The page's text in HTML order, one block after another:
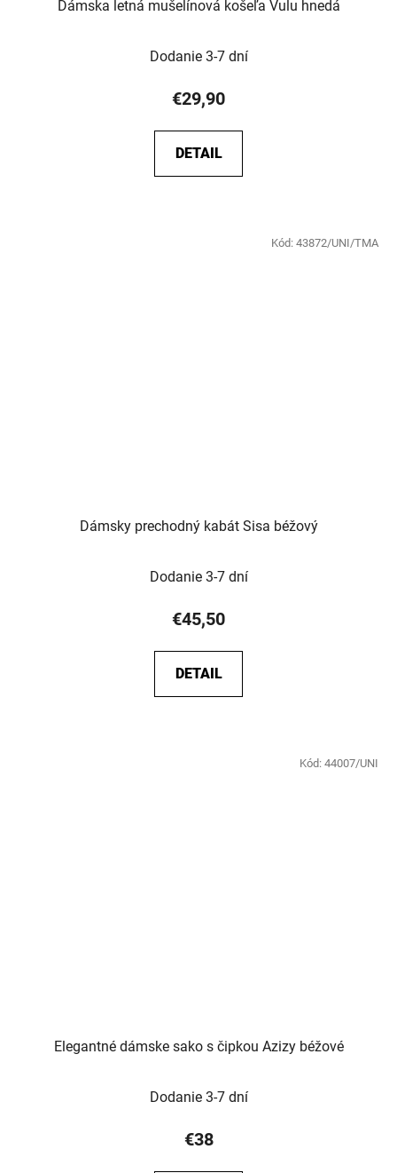
Dámska letná mušelínová košeľa Vulu hnedá
Dodanie 3-7 dní
€29,90
DETAIL
Dámsky prechodný kabát Sisa béžový
Dodanie 3-7 dní
€45,50
DETAIL
Kód: 43872/UNI/TMA
Elegantné dámske sako s čipkou Azizy béžové
Dodanie 3-7 dní
€38
Kód: 44007/UNI